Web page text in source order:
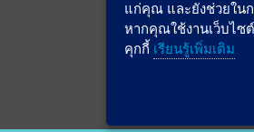
แก่คุณ และยังช่วยใน
หากคุณใช้งานเว็บไซ
คุกกี้ เรียนรู้เพิ่มเติม